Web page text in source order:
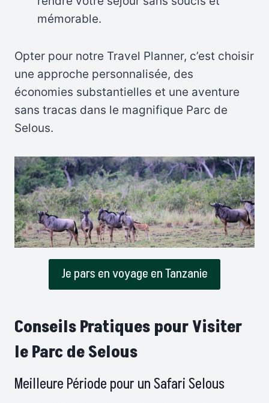
mémorable.
Opter pour notre Travel Planner, c’est choisir
une approche personnalisée, des
économies substantielles et une aventure
sans tracas dans le magnifique Parc de
Selous.
Je pars en voyage en Tanzanie
Conseils Pratiques pour Visiter
le Parc de Selous
Meilleure Période pour un Safari Selous